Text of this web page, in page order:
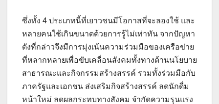
ซึ่งทั้ง 4 ประเภทนี้ที่เยาวชนมีโอกาสที่จะลองใช้ และ
หลายคนใช้เกินขนาดด้วยการรู้ไม่เท่าทัน จากปัญหา
ดังที่กล่าวจึงมีการมุ่งเน้นความร่วมมือของเครือข่าย
ที่หลากหลายเพื่อขับเคลื่อนสังคมทั้งทางด้านนโยบาย
สาธารณะและกิจกรรมสร้างสรรค์ รวมทั้งร่วมมือกับ
ภาครัฐและเอกชน ส่งเสริมกิจสร้างสรรค์ ลดนักดื่ม
หน้าใหม่ ลดผลกระทบทางสังคม จำกัดความรุนแรง